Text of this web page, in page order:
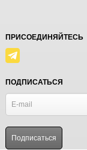
ПРИСОЕДИНЯЙТЕСЬ
ПОДПИСАТЬСЯ